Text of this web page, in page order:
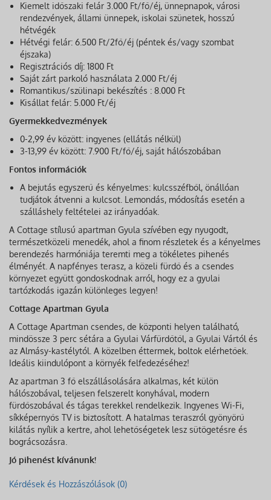
Kiemelt időszaki felár 3.000 Ft/fő/éj, ünnepnapok, városi
rendezvények, állami ünnepek, iskolai szünetek, hosszú
hétvégék
Hétvégi felár: 6.500 Ft/2fő/éj (péntek és/vagy szombat
éjszaka)
Regisztrációs díj: 1800 Ft
Saját zárt parkoló használata 2.000 Ft/éj
Romantikus/szülinapi bekészítés : 8.000 Ft
Kisállat felár: 5.000 Ft/éj
Gyermekkedvezmények
0-2,99 év között: ingyenes (ellátás nélkül)
3-13,99 év között: 7.900 Ft/fő/éj, saját hálószobában
Fontos információk
A bejutás egyszerű és kényelmes: kulcsszéfből, önállóan
tudjátok átvenni a kulcsot. Lemondás, módosítás esetén a
szálláshely feltételei az irányadóak.
A Cottage stílusú apartman Gyula szívében egy nyugodt,
természetközeli menedék, ahol a finom részletek és a kényelmes
berendezés harmóniája teremti meg a tökéletes pihenés
élményét. A napfényes terasz, a közeli fürdő és a csendes
környezet együtt gondoskodnak arról, hogy ez a gyulai
tartózkodás igazán különleges legyen!
Cottage Apartman Gyula
A Cottage Apartman csendes, de központi helyen található,
mindössze 3 perc sétára a Gyulai Várfürdőtől, a Gyulai Vártól és
az Almásy-kastélytól. A közelben éttermek, boltok elérhetőek.
Ideális kiindulópont a környék felfedezéséhez!
Az apartman 3 fő elszállásolására alkalmas, két külön
hálószobával, teljesen felszerelt konyhával, modern
fürdőszobával és tágas terekkel rendelkezik. Ingyenes Wi-Fi,
síkképernyős TV is biztosított. A hatalmas teraszról gyönyörű
kilátás nyílik a kertre, ahol lehetőségetek lesz sütögetésre és
bográcsozásra.
Jó pihenést kívánunk!
Kérdések és Hozzászólások (0)